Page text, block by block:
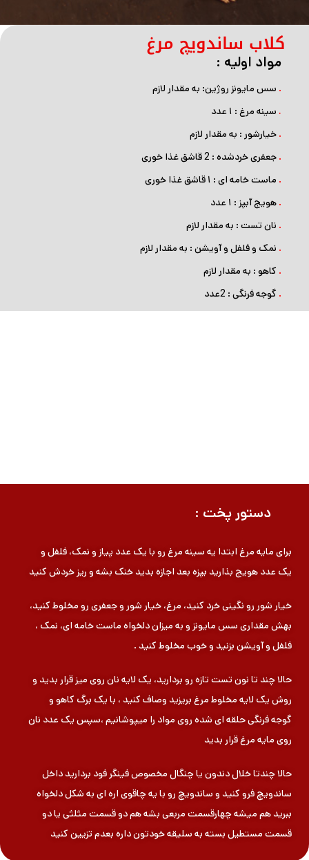
کلاب ساندویچ مرغ
مواد اولیه :
. سس مایونز روژین: به مقدار لازم
. سینه مرغ : ۱ عدد
. خیارشور : به مقدار لازم
. جعفری خردشده : 2 قاشق غذا خوری
. ماست خامه ای : ۱ قاشق غذا خوری
. هویج آبپز : ۱ عدد
. نان تست : به مقدار لازم
. نمک و فلفل و آویشن : به مقدار لازم
. کاهو : به مقدار لازم
. گوجه فرنگی : 2عدد
دستور پخت :
برای مایه مرغ ابتدا یه سینه مرغ رو با یک عدد پیاز و نمک، فلفل و
یک عدد هویج بذارید بپزه بعد اجازه بدید خنک بشه و ریز خردش کنید
خیار شور رو نگینی خرد کنید، مرغ، خیار شور و جعفری رو مخلوط کنید،
بهش مقداری سس مایونز و به میزان دلخواه ماست خامه ای، نمک ،
فلفل و آویشن بزنید و خوب مخلوط کنید .
حالا چند تا نون تست تازه رو بردارید، یک لایه نان روی میز قرار بدید و
روش یک لایه مخلوط مرغ بریزید وصاف کنید ، با یک برگ کاهو و
گوجه فرنگی حلقه ای شده روی مواد را میپوشانیم ،سپس یک عدد نان
روی مایه مرغ قرار بدید
حالا چندتا خلال دندون یا چنگال مخصوص فینگر فود بردارید داخل
ساندویچ فرو کنید و ساندویچ رو با یه چاقوی اره ای به شکل دلخواه
ببرید هم میشه چهارقسمت مربعی بشه هم دو قسمت مثلثی یا دو
قسمت مستطیل بسته به سلیقه خودتون داره بعدم تزیین کنید